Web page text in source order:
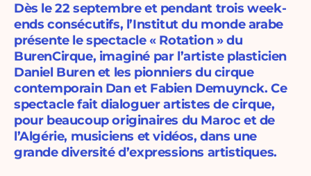
Dès le 22 septembre et pendant trois week-
ends consécutifs, l’Institut du monde arabe
présente le spectacle « Rotation » du
BurenCirque, imaginé par l’artiste plasticien
Daniel Buren et les pionniers du cirque
contemporain Dan et Fabien Demuynck. Ce
spectacle fait dialoguer artistes de cirque,
pour beaucoup originaires du Maroc et de
l’Algérie, musiciens et vidéos, dans une
grande diversité d’expressions artistiques.